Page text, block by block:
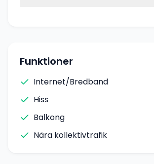
Funktioner
Internet/Bredband
Hiss
Balkong
Nära kollektivtrafik